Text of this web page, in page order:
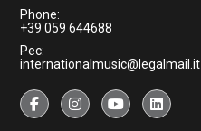
Phone:
+39 059 644688
Pec:
internationalmusic@legalmail.it